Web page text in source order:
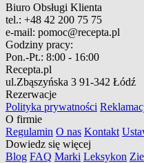
Biuro Obsługi Klienta
tel.: +48 42 200 75 75
e-mail: pomoc@recepta.pl
Godziny pracy:
Pon.-Pt.: 8:00 - 16:00
Recepta.pl
ul.Zbąszyńska 3 91-342 Łódź
Rezerwacje
Polityka prywatności
O firmie
Regulamin O nas Kontakt
Dowiedz się więcej
Blog FAQ Marki Leksykon